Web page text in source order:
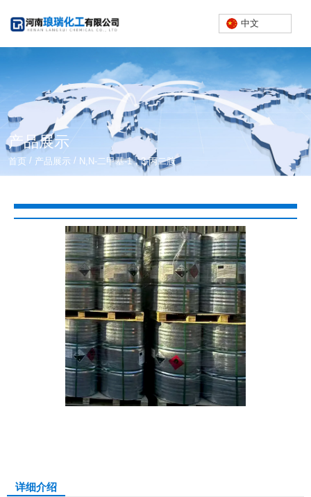
中文
产品展示
首页 / 产品展示 / N,N-二甲基-1，3-丙二胺
详细介绍